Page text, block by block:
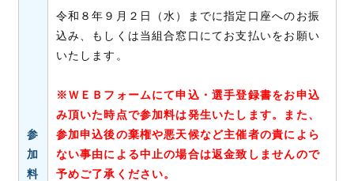
参
加
料
令和８年９月２日（水）までに指定口座へのお振
込み、もしくは当組合窓口にてお支払いをお願い
いたします。
※ＷＥＢフォームにて申込・選手登録書をお申込
み頂いた時点で参加料は発生いたします。また、
参加申込後の棄権や悪天候など主催者の責によら
ない事由による中止の場合は返金致しませんので
予めご了承ください。